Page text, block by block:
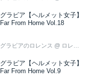
グラビア【ヘルメット女子】
Far From Home Vol.18
グラビアのロレンス @ ロレンス編集部
グラビア【ヘルメット女子】
Far From Home Vol.9